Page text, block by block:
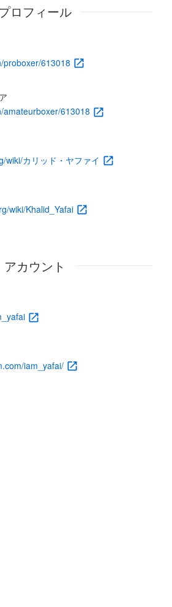
ロフィール
proboxer/613018
613018
wiki/カリッド・ヤファイ
wiki/Khalid_Yafai
アカウント
iam_yafai/